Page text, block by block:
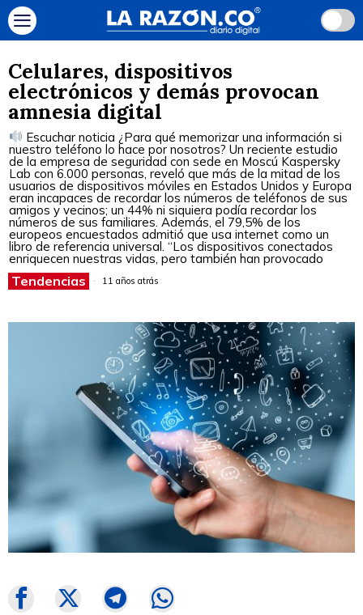
Celulares, dispositivos
electrónicos y demás provocan
amnesia digital
Escuchar noticia ¿Para qué memorizar una información si
nuestro teléfono lo hace por nosotros? Un reciente estudio
de la empresa de seguridad con sede en Moscú Kaspersky
Lab con 6.000 personas, reveló que más de la mitad de los
usuarios de dispositivos móviles en Estados Unidos y Europa
eran incapaces de recordar los números de teléfonos de sus
amigos y vecinos; un 44% ni siquiera podía recordar los
números de sus familiares. Además, el 79,5% de los
europeos encuestados admitió que usa internet como un
libro de referencia universal. “Los dispositivos conectados
enriquecen nuestras vidas, pero también han provocado
Tendencias 11 años atrás